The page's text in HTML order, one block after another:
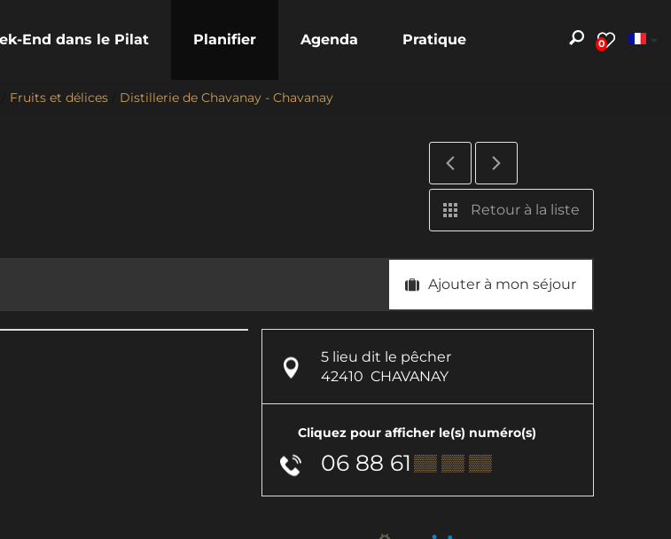
0
End dans le Pilat Planifier Agenda Pratique
Fruits et délices Distillerie de Chavanay - Chavanay
Retour à la liste
Ajouter à mon séjour
5 lieu dit le pêcher
42410 CHAVANAY
Cliquez pour afficher le(s) numéro(s)
06 88 61 ▒▒ ▒▒ ▒▒